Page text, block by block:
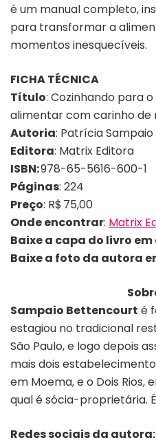
é um manual completo,
para transformar a
momentos inesquecíveis.
FICHA TÉCNICA
Título: Cozinhando para
alimentar com carinho de
Autoria: Patrícia
Editora: Matrix Editora
ISBN:978-65-5616-600-1
Páginas: 224
Preço: R$ 75,00
Onde encontrar: Matrix
Baixe a capa do livro
Baixe a foto da autora
Sampaio Bettencourt é
estagiou no tradicional
São Paulo, e logo depois
mais dois
em Moema, e o Dois Rios,
qual é sócia-proprietária.
Redes sociais da autora: